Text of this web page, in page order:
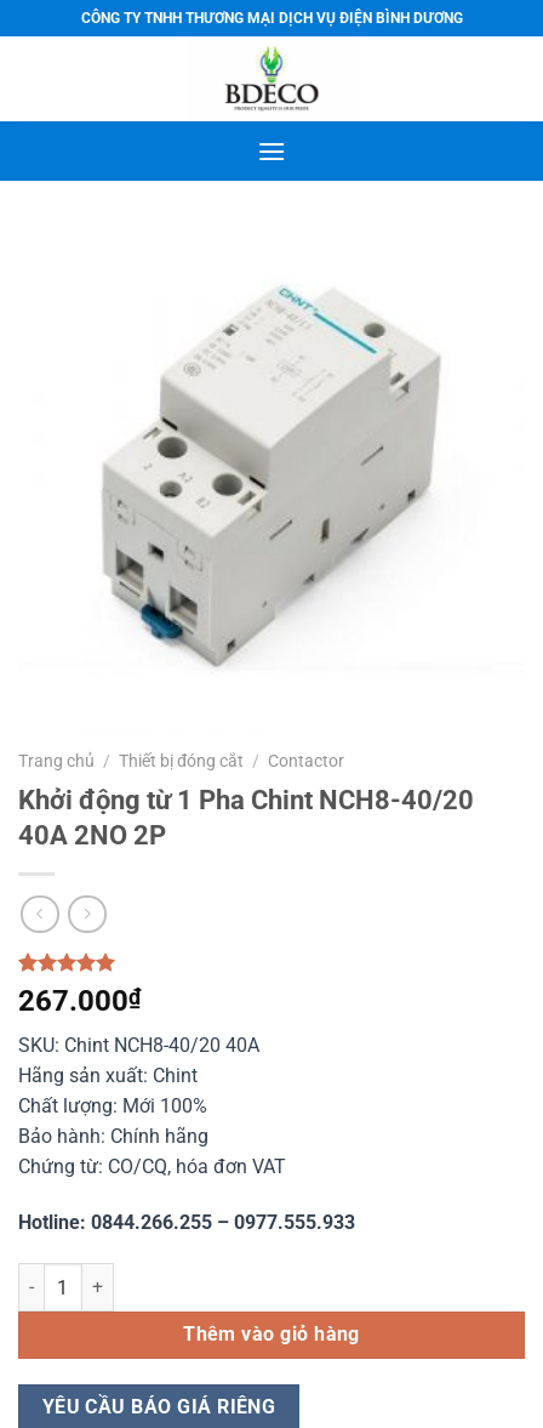
qua
CÔNG TY TNHH THƯƠNG MẠI DỊCH VỤ ĐIỆN BÌNH DƯƠNG
Trang chủ / Thiết bị đóng cắt / Contactor
Khởi động từ 1 Pha Chint NCH8-40/20
40A 2NO 2P
5.00trên 5
dựa trên
1
267.000₫
SKU: Chint NCH8-40/20 40A
Hãng sản xuất: Chint
Chất lượng: Mới 100%
Bảo hành: Chính hãng
Chứng từ: CO/CQ, hóa đơn VAT
Hotline: 0844.266.255 – 0977.555.933
Khởi động từ 1 Pha Chint NCH8-40/20 40A 2NO 2P số lượng
Thêm vào giỏ hàng
YÊU CẦU BÁO GIÁ RIÊNG